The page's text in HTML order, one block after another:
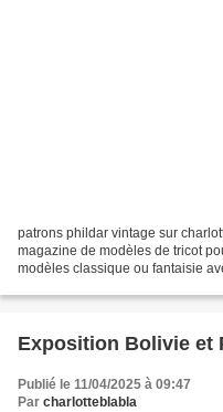
patrons phildar vintage sur charlotteblablablog patrons tricot Phildar vintage
magazine de modèles de tricot
modèles classique ou fantaisie
Exposition Bolivie et
Publié le 11/04/2025 à 09:47
Par charlotteblabla